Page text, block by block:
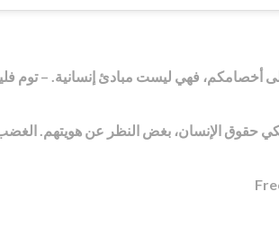
أخصامكم، فهي ليست مبادئ إنسانية. – توم
الإنسان، بغض النظر عن هويتهم. الغضب